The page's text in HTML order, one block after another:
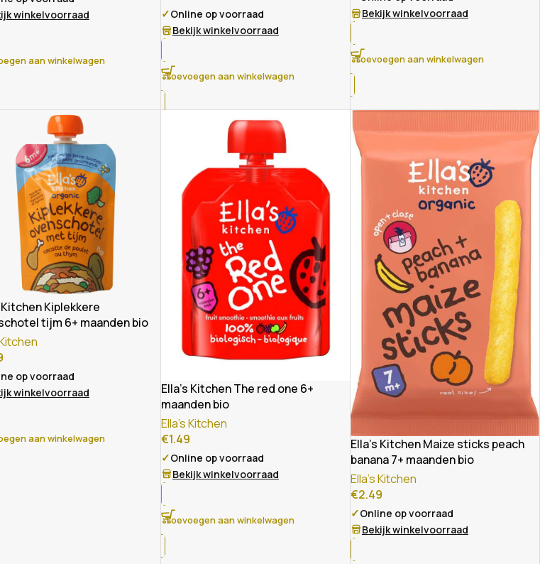
winkelvoorraad
aan winkelwagen
✓Online op voorraad
Bekijk winkelvoorraad
Toevoegen aan winkelwagen
Bekijk winkelvoorraad
Toevoegen aan winkelwagen
Kitchen Kiplekkere
tijm 6+ maanden bio
op voorraad
winkelvoorraad
aan winkelwagen
Ella’s Kitchen The red one 6+
maanden bio
Ella's Kitchen
€1.49
✓Online op voorraad
Bekijk winkelvoorraad
Toevoegen aan winkelwagen
Ella’s Kitchen Maize sticks peach
banana 7+ maanden bio
Ella's Kitchen
€2.49
✓Online op voorraad
Bekijk winkelvoorraad